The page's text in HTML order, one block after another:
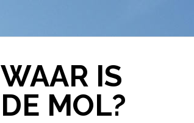
WAAR IS
DE MOL?